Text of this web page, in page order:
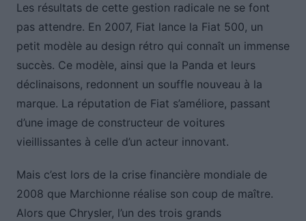
Les résultats de cette gestion radicale ne se font
pas attendre. En 2007, Fiat lance la Fiat 500, un
petit modèle au design rétro qui connaît un immense
succès. Ce modèle, ainsi que la Panda et leurs
déclinaisons, redonnent un souffle nouveau à la
marque. La réputation de Fiat s’améliore, passant
d’une image de constructeur de voitures
vieillissantes à celle d’un acteur innovant.
Mais c’est lors de la crise financière mondiale de
2008 que Marchionne réalise son coup de maître.
Alors que Chrysler, l’un des trois grands